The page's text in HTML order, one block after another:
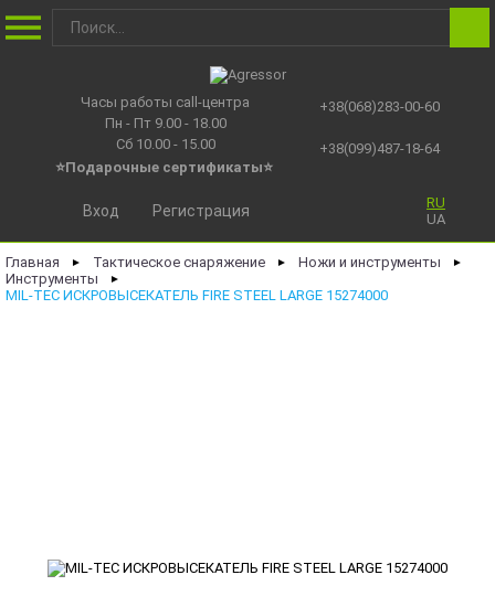
Часы работы call-центра
Пн - Пт 9.00 - 18.00
Сб 10.00 - 15.00
⭐Подарочные сертификаты⭐
+38(068)283-00-60
+38(099)487-18-64
RU
UA
Вход Регистрация
Главная ► Тактическое снаряжение ► Ножи и инструменты ►
Инструменты ►
MIL-TEC ИСКРОВЫСЕКАТЕЛЬ FIRE STEEL LARGE 15274000